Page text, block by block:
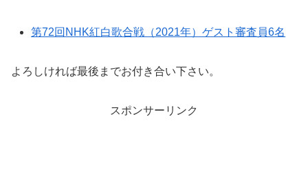
第72回NHK紅白歌合戦（2021年）ゲスト審査員6名
よろしければ最後までお付き合い下さい。
スポンサーリンク